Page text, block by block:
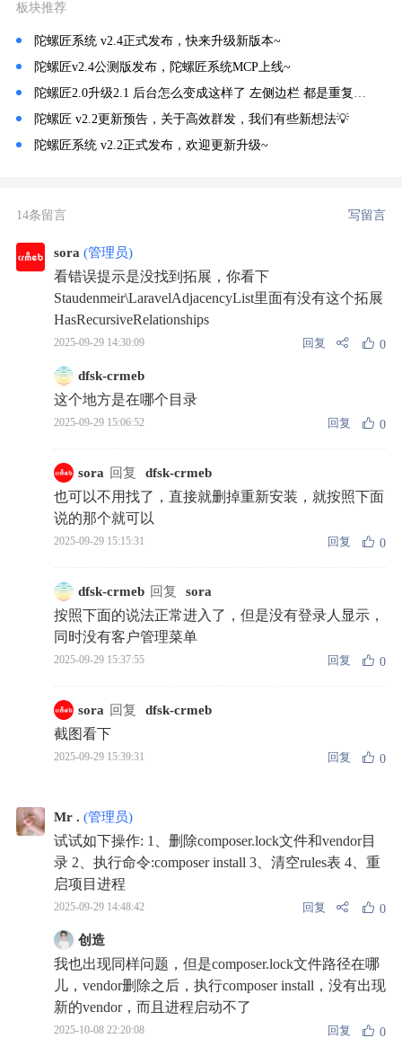
板块推荐
陀螺匠系统 v2.4正式发布，快来升级新版本~
陀螺匠v2.4公测版发布，陀螺匠系统MCP上线~
陀螺匠2.0升级2.1 后台怎么变成这样了 左侧边栏 都是重复的菜单
陀螺匠 v2.2更新预告，关于高效群发，我们有些新想法💡
陀螺匠系统 v2.2正式发布，欢迎更新升级~
14条留言 写留言
sora (管理员)
看错误提示是没找到拓展，你看下
Staudenmeir\LaravelAdjacencyList里面有没有这个拓展
HasRecursiveRelationships
2025-09-29 14:30:09 回复 0
dfsk-crmeb
这个地方是在哪个目录
2025-09-29 15:06:52 回复 0
sora 回复 dfsk-crmeb
也可以不用找了，直接就删掉重新安装，就按照下面
说的那个就可以
2025-09-29 15:15:31 回复 0
dfsk-crmeb 回复 sora
按照下面的说法正常进入了，但是没有登录人显示，
同时没有客户管理菜单
2025-09-29 15:37:55 回复 0
sora 回复 dfsk-crmeb
截图看下
2025-09-29 15:39:31 回复 0
Mr . (管理员)
试试如下操作: 1、删除composer.lock文件和vendor目
录 2、执行命令:composer install 3、清空rules表 4、重
启项目进程
2025-09-29 14:48:42 回复 0
创造
我也出现同样问题，但是composer.lock文件路径在哪
儿，vendor删除之后，执行composer install，没有出现
新的vendor，而且进程启动不了
2025-10-08 22:20:08 回复 0